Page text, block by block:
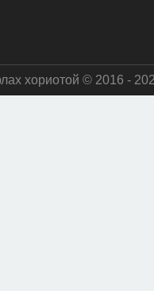
хориотой © 2016 -